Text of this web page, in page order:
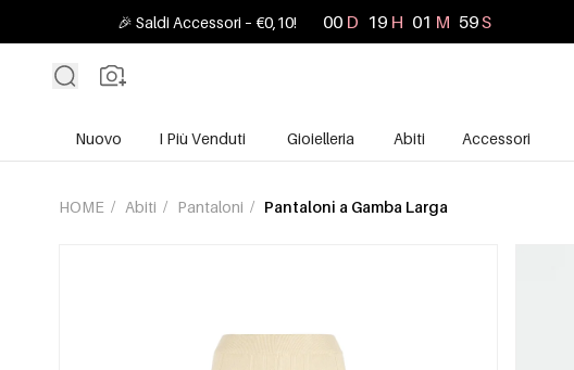
🎉 Saldi Accessori – €0,10! 00 D 19 H 01 M 57S
Nuovo I Più Venduti Gioielleria Abiti Accessori
HOME / Abiti / Pantaloni / Pantaloni a Gamba Larga